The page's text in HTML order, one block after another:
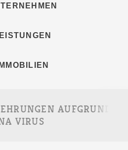
IMMOBILIEN
AUFGRUND
VIRUS